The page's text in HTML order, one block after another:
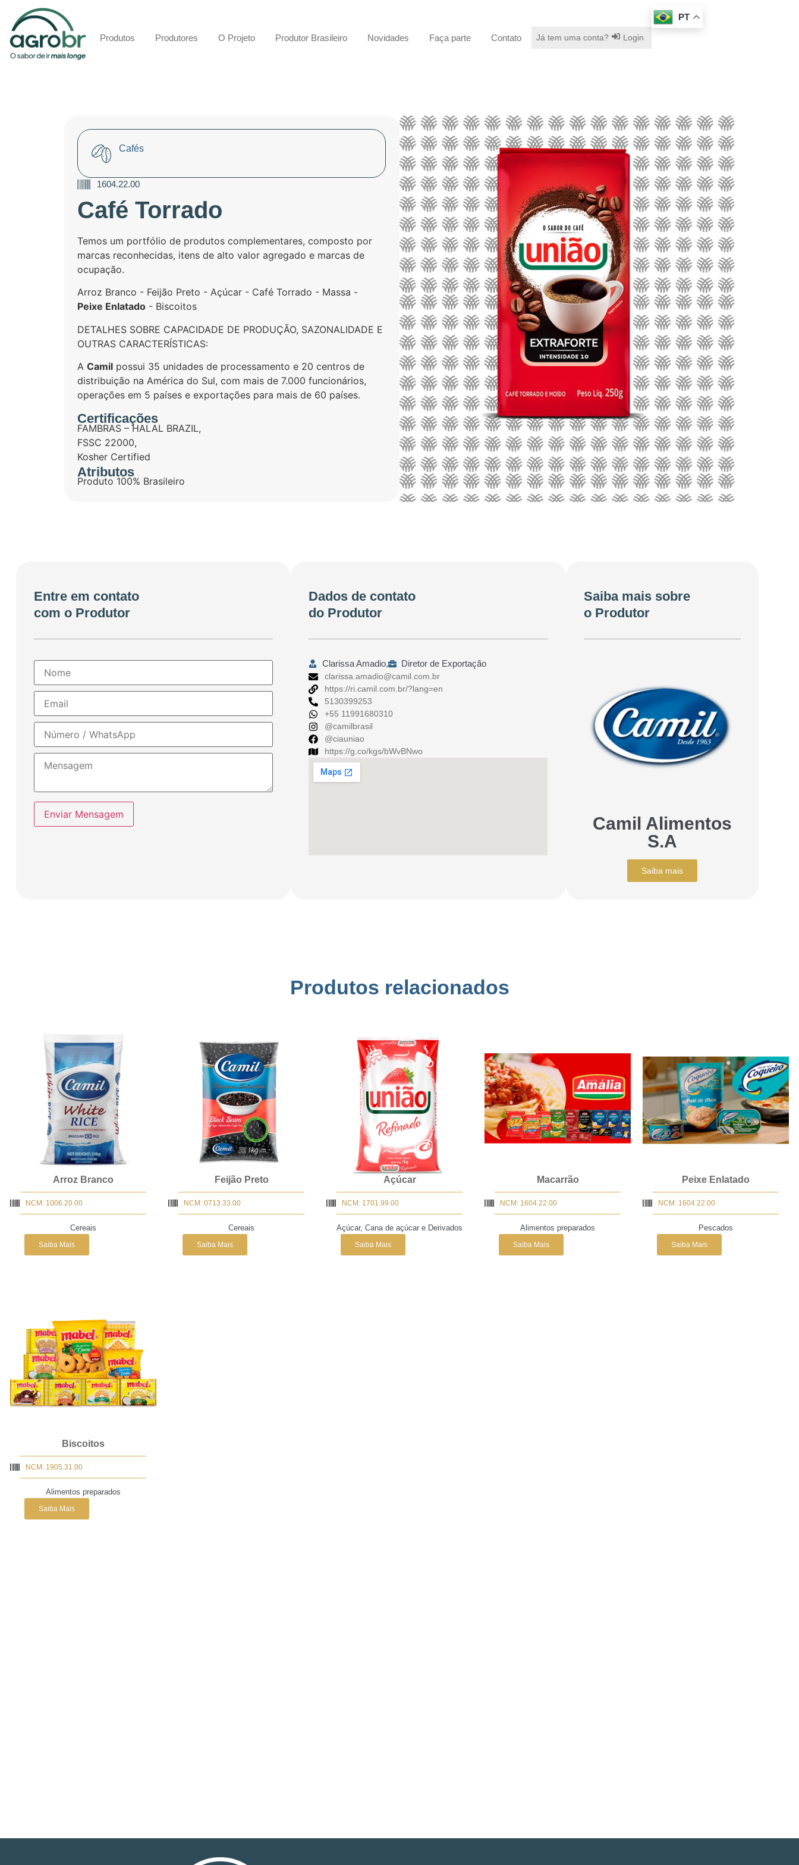
Produtos Produtores O Projeto Produtor Brasileiro Novidades Faça parte Contato Já tem uma conta? Login
PT
Cafés
1604.22.00
Café Torrado
Temos um portfólio de produtos complementares, composto por
marcas reconhecidas, itens de alto valor agregado e marcas de
ocupação.
Arroz Branco - Feijão Preto - Açúcar - Café Torrado - Massa -
Peixe Enlatado - Biscoitos
DETALHES SOBRE CAPACIDADE DE PRODUÇÃO, SAZONALIDADE E
OUTRAS CARACTERÍSTICAS:
ACamil possui 35 unidades de processamento e 20 centros de
distribuição na América do Sul, com mais de 7.000 funcionários,
operações em 5 países e exportações para mais de 60 países.
Certificações
FAMBRAS – HALAL BRAZIL,
FSSC 22000,
Kosher Certified
Atributos
Produto 100% Brasileiro
Entre em contato
com o Produtor
Enviar Mensagem
Dados de contato
do Produtor
Clarissa Amadio, Diretor de Exportação
clarissa.amadio@camil.com.br
https://ri.camil.com.br/?lang=en
5130399253
+55 11991680310
@camilbrasil
@ciauniao
https://g.co/kgs/bWvBNwo
Saiba mais sobre
o Produtor
Camil Alimentos
S.A
Saiba mais
Produtos relacionados
Arroz Branco
NCM: 1006.20.00
Cereais
Saiba Mais
Feijão Preto
NCM: 0713.33.00
Cereais
Saiba Mais
Açúcar
NCM: 1701.99.00
Açúcar, Cana de açúcar e Derivados
Saiba Mais
Macarrão
NCM: 1604.22.00
Alimentos preparados
Saiba Mais
Peixe Enlatado
NCM: 1604.22.00
Pescados
Saiba Mais
Biscoitos
NCM: 1905.31.00
Alimentos preparados
Saiba Mais